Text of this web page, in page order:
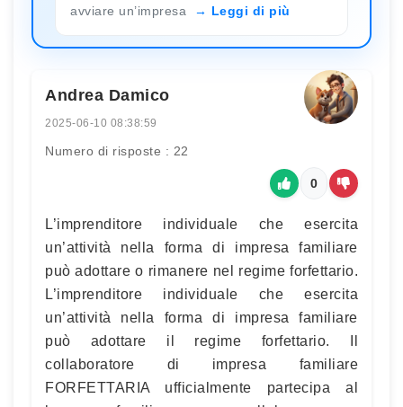
avviare un’impresa
Leggi di più
Andrea Damico
2025-06-10 08:38:59
Numero di risposte : 22
0
L’imprenditore individuale che esercita
un’attività nella forma di impresa familiare
può adottare o rimanere nel regime forfettario.
L’imprenditore individuale che esercita
un’attività nella forma di impresa familiare
può adottare il regime forfettario. Il
collaboratore di impresa familiare
FORFETTARIA ufficialmente partecipa al